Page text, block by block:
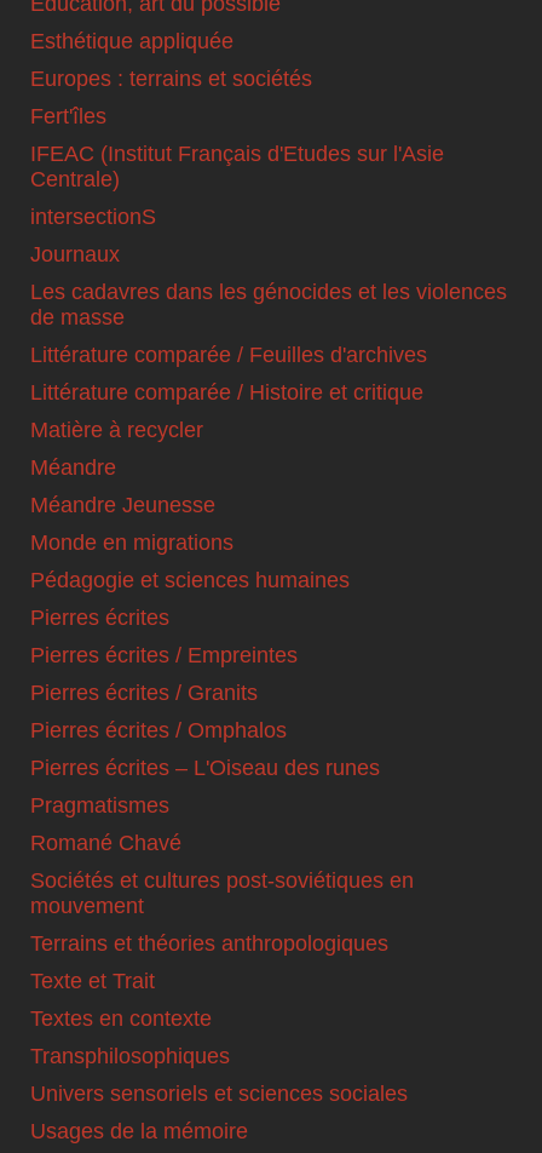
Esthétique appliquée
Europes : terrains et sociétés
Fert'îles
IFEAC (Institut Français d'Etudes sur l'Asie
Centrale)
intersectionS
Journaux
Les cadavres dans les génocides et les violences
de masse
Littérature comparée / Feuilles d'archives
Littérature comparée / Histoire et critique
Matière à recycler
Méandre
Méandre Jeunesse
Monde en migrations
Pédagogie et sciences humaines
Pierres écrites
Pierres écrites / Empreintes
Pierres écrites / Granits
Pierres écrites / Omphalos
Pierres écrites – L'Oiseau des runes
Pragmatismes
Romané Chavé
Sociétés et cultures post-soviétiques en
mouvement
Terrains et théories anthropologiques
Texte et Trait
Textes en contexte
Transphilosophiques
Univers sensoriels et sciences sociales
Usages de la mémoire